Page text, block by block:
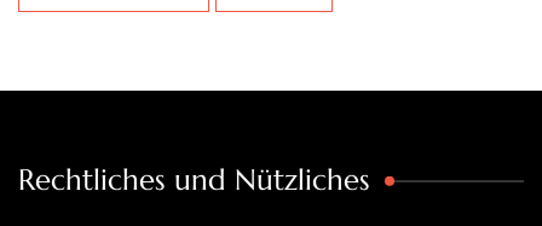
Rechtliches und Nützliches